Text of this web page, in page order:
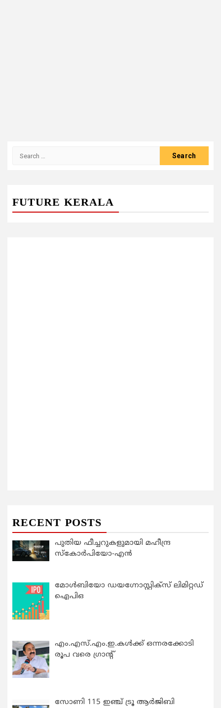
FUTURE KERALA
RECENT POSTS
പുതിയ ഫീച്ചറുകളുമായി മഹീന്ദ്ര
സ്കോർപിയോ-എൻ
മോൾബിയോ ഡയഗ്നോസ്റ്റിക്സ് ലിമിറ്റഡ്
ഐപിഒ
എം.എസ്.എം.ഇ.കൾക്ക് ഒന്നരക്കോടി
രൂപ വരെ ഗ്രാന്റ്
സോണി 115 ഇഞ്ച് ട്രൂ ആർജിബി